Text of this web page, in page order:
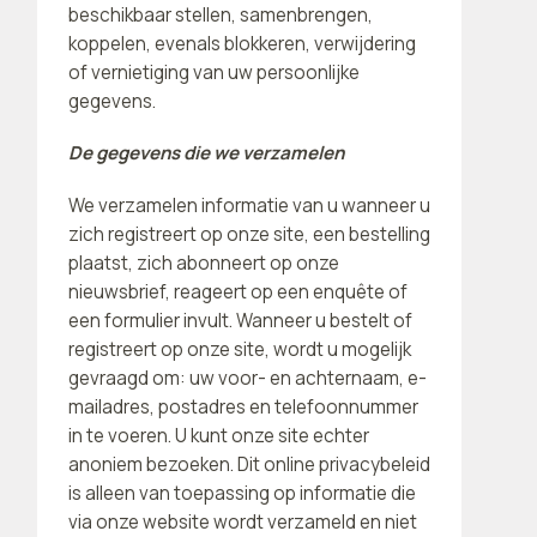
beschikbaar stellen, samenbrengen,
koppelen, evenals blokkeren, verwijdering
of vernietiging van uw persoonlijke
gegevens.
De gegevens die we verzamelen
We verzamelen informatie van u wanneer u
zich registreert op onze site, een bestelling
plaatst, zich abonneert op onze
nieuwsbrief, reageert op een enquête of
een formulier invult. Wanneer u bestelt of
registreert op onze site, wordt u mogelijk
gevraagd om: uw voor- en achternaam, e-
mailadres, postadres en telefoonnummer
in te voeren. U kunt onze site echter
anoniem bezoeken. Dit online privacybeleid
is alleen van toepassing op informatie die
via onze website wordt verzameld en niet